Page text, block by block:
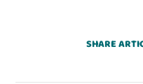
SHARE